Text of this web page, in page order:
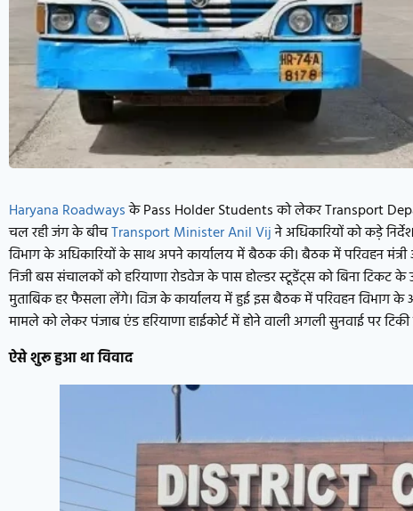
Haryana Roadwaysके Pass Holder Students को लेकर Transport
चल रही जंग के बीचTransport Minister Anil Vijने अधिकारियों को कड़े
विभाग के अधिकारियों के साथ अपने कार्यालय में बैठक की। बैठक में परिवहन
निजी बस संचालकों को हरियाणा रोडवेज के पास होल्डर स्टूडेंट्स को बिना टिकट के
मुताबिक हर फैसला लेंगे। विज के कार्यालय में हुई इस बैठक में परिवहन विभाग के
मामले को लेकर पंजाब एंड हरियाणा हाईकोर्ट में होने वाली अगली सुनवाई पर
ऐसे शुरू हुआ था विवाद